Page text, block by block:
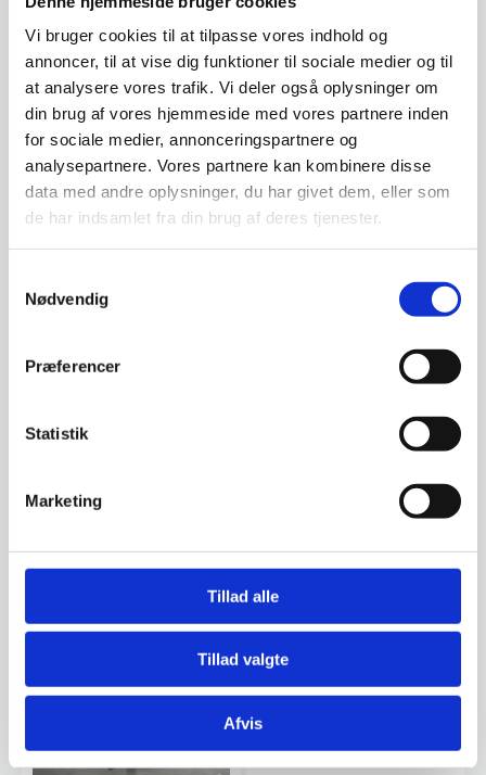
Vi bruger cookies til at tilpasse vores indhold og
annoncer, til at vise dig funktioner til sociale medier og til
at analysere vores trafik. Vi deler også oplysninger om
din brug af vores hjemmeside med vores partnere inden
for sociale medier, annonceringspartnere og
analysepartnere. Vores partnere kan kombinere disse
data med andre oplysninger, du har givet dem, eller som
de har indsamlet fra din brug af deres tjenester.
Nødvendig
Præferencer
Statistik
Marketing
Tillad alle
Tillad valgte
Afvis
for inventar. Det giver dig også mulighed for
måske at lave netop den indretning du har
drømt om, men som måske er for dyr, hvis du
skulle betale den kontant. Vi hos
www.restaurantinventar.dkhar ikke nogen
økonomisk interesse i at tilbyde dig dette ud
over vi finder det en god service. Og al
låntagning og leasing foregår direkte imellem
dig som kunde og en tredjepartner, som vi hos
denne service.
Beregn og ansøg her
Relaterede varer
SPAR 17%